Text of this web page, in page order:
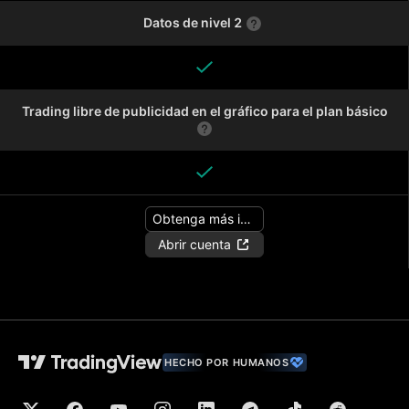
Datos de nivel 2
Trading libre de publicidad en el gráfico para el plan básico
Obtenga más información
Abrir cuenta
HECHO POR HUMANOS